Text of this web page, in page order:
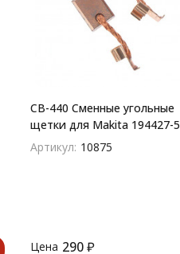
CB-440 Сменные угольные
щетки для Makita 194427-5
(2шт)
Артикул: 10875
Цена 290 ₽